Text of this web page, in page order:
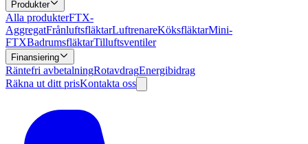
Produkter
Alla produkterFTX-
AggregatFrånluftsfläktarLuftrenareKöksfläktarMini-
FTXBadrumsfläktarTilluftsventiler
Finansiering
Räntefri avbetalningRotavdragEnergibidrag
Räkna ut ditt prisKontakta oss